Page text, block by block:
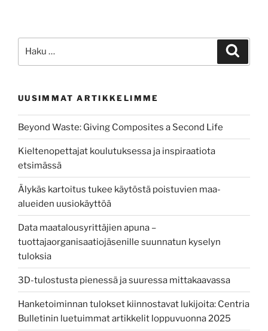
UUSIMMAT ARTIKKELIMME
Beyond Waste: Giving Composites a Second Life
Kieltenopettajat koulutuksessa ja inspiraatiota
etsimässä
Älykäs kartoitus tukee käytöstä poistuvien maa-
alueiden uusiokäyttöä
Data maatalousyrittäjien apuna –
tuottajaorganisaatiojäsenille suunnatun kyselyn
tuloksia
3D-tulostusta pienessä ja suuressa mittakaavassa
Hanketoiminnan tulokset kiinnostavat lukijoita: Centria
Bulletinin luetuimmat artikkelit loppuvuonna 2025